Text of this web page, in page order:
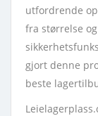
utfordrende
fra størrelse og
gjort denne
beste